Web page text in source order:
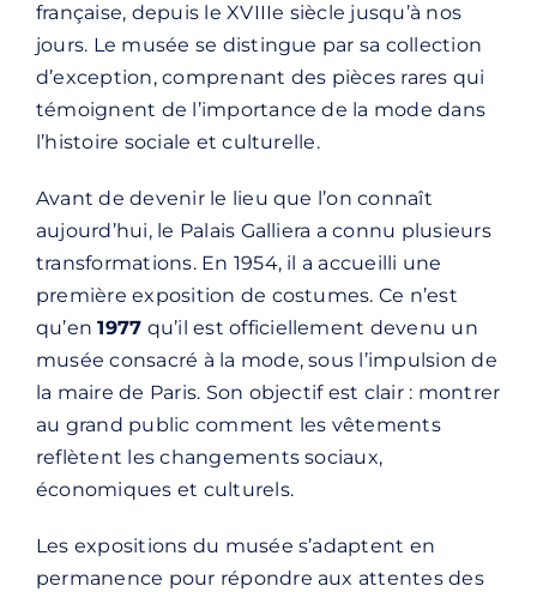
française, depuis le XVIIIe siècle jusqu’à nos
jours. Le musée se distingue par sa collection
d’exception, comprenant des pièces rares qui
témoignent de l’importance de la mode dans
l’histoire sociale et culturelle.
Avant de devenir le lieu que l’on connaît
aujourd’hui, le Palais Galliera a connu plusieurs
transformations. En 1954, il a accueilli une
première exposition de costumes. Ce n’est
qu’en1977 qu’il est officiellement devenu un
musée consacré à la mode, sous l’impulsion de
la maire de Paris. Son objectif est clair : montrer
au grand public comment les vêtements
reflètent les changements sociaux,
économiques et culturels.
Les expositions du musée s’adaptent en
permanence pour répondre aux attentes des